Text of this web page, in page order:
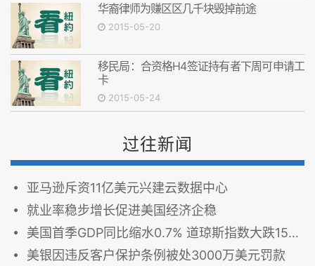
华裔律师为赚区区几千块毁掉前途
2015-05-20
移民局：合资格H4签证持有者下周可申请工
卡
2015-05-24
过往新闻
亚马逊斥资11亿美元兴建云数据中心
就业率稳步增长促进美国经济企稳
美国首季GDP同比缩水0.7% 道琼斯指数大跌150点
美银因违反客户保护条例被处3000万美元罚款